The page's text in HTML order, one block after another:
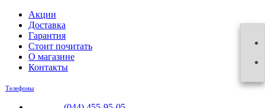
Акции
Доставка
Гарантия
Стоит почитать
О магазине
Контакты
Телефоны